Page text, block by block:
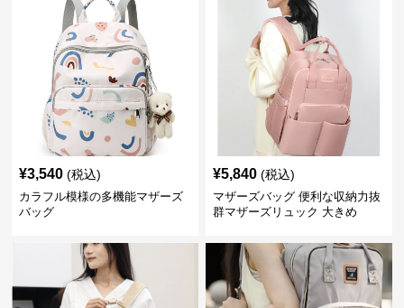
¥3,540 (税込)
カラフル模様の多機能マザーズ
バッグ
¥5,840 (税込)
マザーズバッグ 便利な収納力抜
群マザーズリュック 大きめ